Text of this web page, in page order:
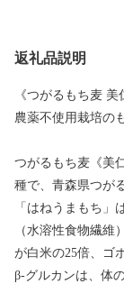
返礼品説明
《つがるもち麦 美
農薬不使用栽培の
つがるもち麦《美
種で、青森県つが
「はねうまもち」
（水溶性食物繊
が白米の25倍、ゴ
β-グルカンは、体